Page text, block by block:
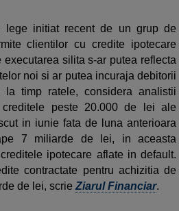
lege initiat recent de un grup de
clientilor cu credite ipotecare
silita s-ar putea reflecta
noi si ar putea incuraja debitorii
timp ratele, considera analistii
peste 20.000 de lei ale
in iunie fata de luna anterioara
7 miliarde de lei, in aceasta
ipotecare aflate in default.
contractate pentru achizitia de
de lei, scrie Ziarul Financiar.